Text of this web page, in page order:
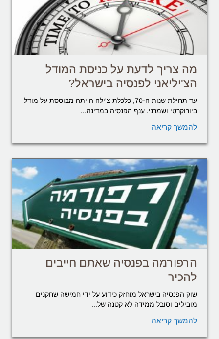
מה צריך לדעת על כניסת המודל
הצ'יליאני לפנסיה בישראל?
עד תחילת שנות ה-70, כלכלת צ'ילה הייתה מבוססת על מודל
ביורוקרטי ושמרני. ענף הפנסיה במדינה...
להמשך קריאה
הרפורמה בפנסיה שאתם חייבים
להכיר
שוק הפנסיה בישראל מוחזק כידוע על ידי חמישה שחקנים
מובילים וסובל ממידה לא קטנה של...
להמשך קריאה